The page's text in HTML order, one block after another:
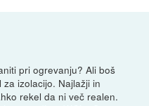
pri ogrevanju? Ali boš
izolacijo. Najlažji in
rekel da ni več realen.